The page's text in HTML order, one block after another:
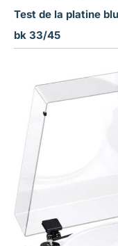
Test de la platine
bk 33/45